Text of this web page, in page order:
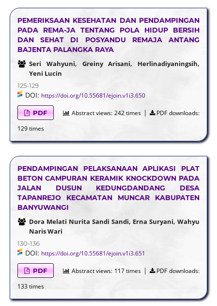
PEMERIKSAAN KESEHATAN DAN PENDAMPINGAN
PADA REMA-JA TENTANG POLA HIDUP BERSIH
DAN SEHAT DI POSYANDU REMAJA ANTANG
BAJENTA PALANGKA RAYA
Seri Wahyuni, Greiny Arisani, Herlinadiyaningsih,
Yeni Lucin
125-129
DOI: https://doi.org/10.55681/ejoin.v1i3.650
PDF Abstract views: 242 times |
PDF downloads:
129 times
PENDAMPINGAN PELAKSANAAN APLIKASI PLAT
BETON CAMPURAN KERAMIK KNOCKDOWN PADA
JALAN DUSUN KEDUNGDANDANG DESA
TAPANREJO KECAMATAN MUNCAR KABUPATEN
BANYUWANGI
Dora Melati Nurita Sandi Sandi, Erna Suryani, Wahyu
Naris Wari
130-136
DOI: https://doi.org/10.55681/ejoin.v1i3.651
PDF Abstract views: 117 times |
PDF downloads:
133 times